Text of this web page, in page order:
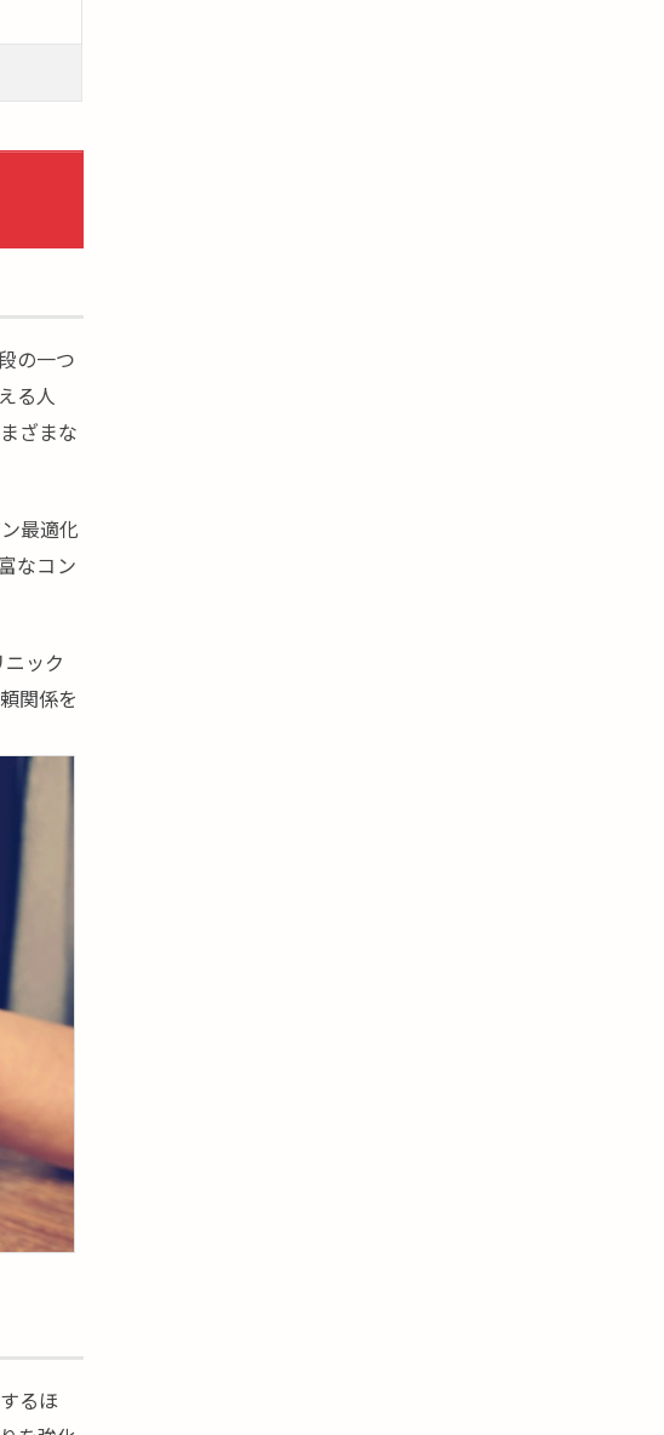
の一つ
る人
ざまな
最適化
なコン
ック
関係を
るほ